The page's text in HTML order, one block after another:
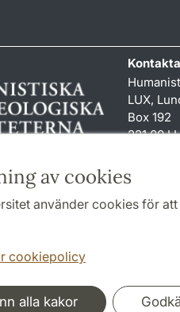
av cookies
använder cookies för
cookiepolicy
alla kakor
LUX,
Box 192
221 00
kansliht